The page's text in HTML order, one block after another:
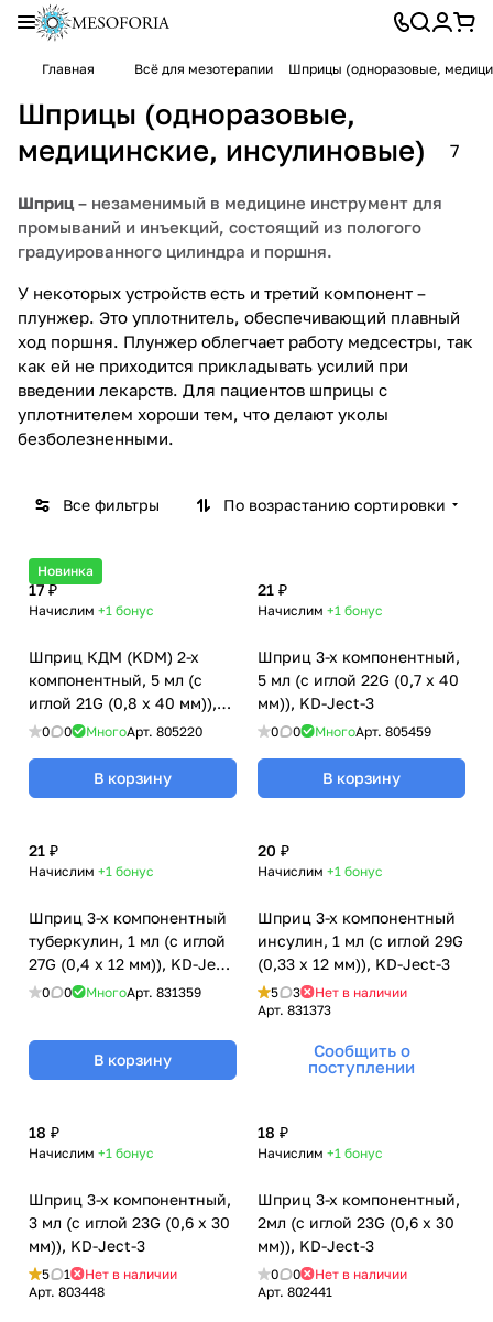
Главная Всё для мезотерапии Шприцы (одноразовые,
Шприцы (одноразовые,
медицинские, инсулиновые)
7
Шприц– незаменимый в медицине инструмент для
промываний и инъекций, состоящий из пологого
градуированного цилиндра и поршня.
У некоторых устройств есть и третий компонент –
плунжер. Это уплотнитель, обеспечивающий плавный
ход поршня. Плунжер облегчает работу медсестры, так
как ей не приходится прикладывать усилий при
введении лекарств. Для пациентов шприцы с
уплотнителем хороши тем, что делают уколы
безболезненными.
Все фильтры По возрастанию сортировки
Новинка
17 ₽
Начислим +1 бонус
Шприц КДМ (KDM) 2-х
компонентный, 5 мл (с
иглой 21G (0,8 х 40 мм)),
KD-Ject-3
0 0 МногоАрт. 805220
В корзину
21 ₽
Начислим +1 бонус
Шприц 3-х компонентный,
5 мл (с иглой 22G (0,7 х 40
мм)), KD-Ject-3
0 0 МногоАрт. 805459
В корзину
21 ₽
Начислим +1 бонус
Шприц 3-х компонентный
туберкулин, 1 мл (с иглой
27G (0,4 х 12 мм)), KD-Ject-
3 0 0 МногоАрт. 831359
В корзину
20 ₽
Начислим +1 бонус
Шприц 3-х компонентный
инсулин, 1 мл (с иглой 29G
(0,33 х 12 мм)), KD-Ject-3
5 3
Нет в наличии
Арт. 831373
Сообщить о
поступлении
18 ₽
Начислим +1 бонус
Шприц 3-х компонентный,
3 мл (с иглой 23G (0,6 х 30
мм)), KD-Ject-3
5 1
Нет в наличии
Арт. 803448
18 ₽
Начислим +1 бонус
Шприц 3-х компонентный,
2мл (с иглой 23G (0,6 х 30
мм)), KD-Ject-3
0 0
Нет в наличии
Арт. 802441